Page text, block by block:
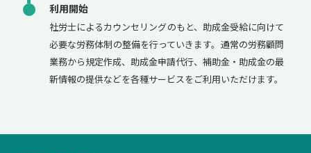
利用開始
社労士によるカウンセリングのもと、助成金受給に向けて
必要な労務体制の整備を行っていきます。通常の労務顧問
業務から規定作成、助成金申請代行、補助金・助成金の最
新情報の提供などを各種サービスをご利用いただけます。